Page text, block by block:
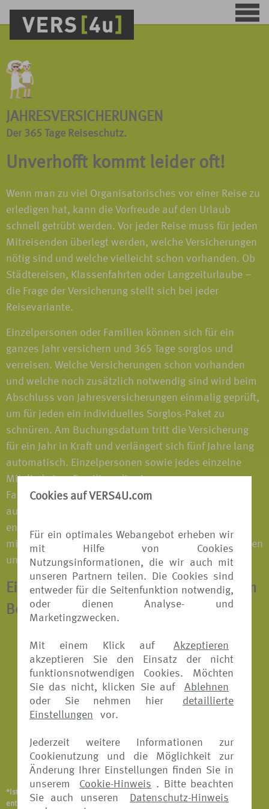
Cookies auf VERS4U.com
Für ein optimales Webangebot erheben wir
mit Hilfe von Cookies
Nutzungsinformationen, die wir auch mit
unseren Partnern teilen. Die Cookies sind
entweder für die Seitenfunktion notwendig,
oder dienen Analyse- und
Marketingzwecken.
Mit einem Klick auf
Akzeptieren
akzeptieren Sie den Einsatz der nicht
funktionsnotwendigen Cookies. Möchten
Sie das nicht, klicken Sie auf
Ablehnen
oder Sie nehmen hier
detaillierte
Einstellungen
vor.
Jederzeit weitere Informationen zur
Cookienutzung und die Möglichkeit zur
Änderung Ihrer Einstellungen finden Sie in
unserem
Cookie-Hinweis . Bitte beachten
Sie auch unseren
Datenschutz-Hinweis
JAHRESVERSICHERUNGEN
Der 365 Tage Reiseschutz.
Unverhofft kommt leider oft!
Wenn man zu viel Organisatorisches vor einer Reise zu
erledigen hat, kann die Vorfreude auf den Urlaub
schnell getrübt werden. Vor jeder Reise muss für jeden
Mitreisenden überlegt werden, welche Versicherungen
nötig sind und welche vielleicht schon vorhanden. Ob
Städtereisen, Klassenfahrten oder Langzeiturlaube –
die Frage der Versicherung stellt sich bei jeder
Reisevariante.
Einzelpersonen oder Familien können sich für ein
ganzes Jahr versichern und 365 Tage sorglos und
verreisen. Welche Versicherungen schon vorhanden
und welche noch zusätzlich notwendig sind wird beim
Abschluss von Jahresversicherungen einmalig geprüft,
um für jeden ein individuelles Sorglos-Paket zu
schnüren. Am Buchungsdatum tritt die Versicherung
für ein Jahr in Kraft und verlängert sich fünf Jahre lang
automatisch. Einzelpersonen sowie jedes einzelne
Mitglied einer Familien, die eine
Familienversicherungen abgeschlossen haben, sind
auf jeder Reise, die mehr als 50km vom Wohnsitz
entfernt ist, versichert - im In- und Ausland; alleine,
mit der Familie oder einer Reisegruppe; bei Tagesreisen
und Langzeiturlauben.
Eine Jahresversicherung beinhaltet zum
Beispiel*:
Reiserücktritts-Versicherung
Reisekranken-Versicherung
Reiseabbruch-Versicherung
Reisegepäck-Versicherung
Reiseunfall-Versicherung
Notfallversicherung
*Ist abhängig vom Versicherungsangebot und Versicherer. Details
entnehmen Sie bitte den jeweiligen Versicherungsbedingungen.